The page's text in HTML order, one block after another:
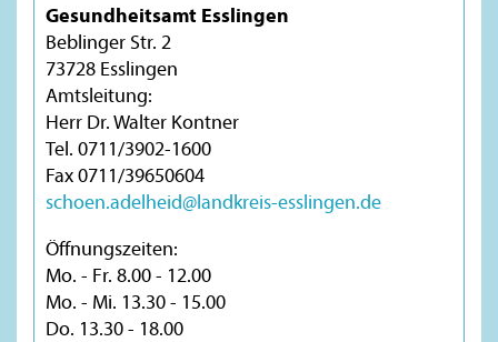
Gesundheitsamt Esslingen
Beblinger Str. 2
73728 Esslingen
Amtsleitung:
Herr Dr. Walter Kontner
Tel. 0711/3902-1600
Fax 0711/39650604
schoen.adelheid@landkreis-esslingen.de
Öffnungszeiten:
Mo. - Fr. 8.00 - 12.00
Mo. - Mi. 13.30 - 15.00
Do. 13.30 - 18.00